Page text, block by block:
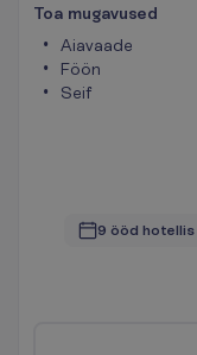
Toa mugavused
Aiavaade
Föön
Seif
9 ööd hotellis